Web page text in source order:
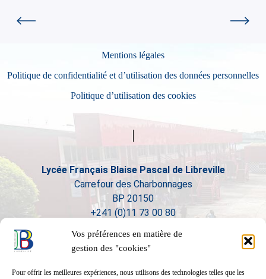
Vos préférences en matière de
gestion des "cookies"
Pour offrir les meilleures expériences, nous utilisons des technologies telles que les
Mentions légales
Politique de confidentialité et d’utilisation des données personnelles
Politique d’utilisation des cookies
Lycée Français Blaise Pascal de Libreville
Carrefour des Charbonnages
BP 20150
+241 (0)11 73 00 80